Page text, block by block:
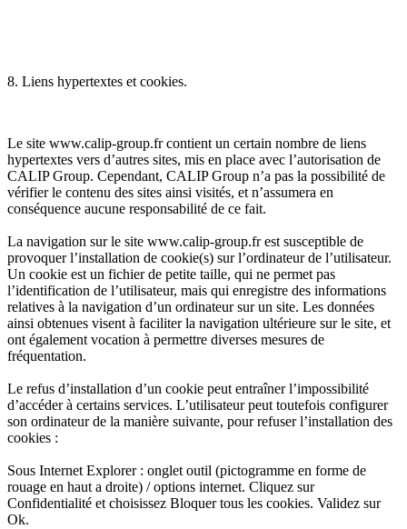
8. Liens hypertextes et cookies.
Le site www.calip-group.fr contient un certain nombre de liens
hypertextes vers d’autres sites, mis en place avec l’autorisation de
CALIP Group. Cependant, CALIP Group n’a pas la possibilité de
vérifier le contenu des sites ainsi visités, et n’assumera en
conséquence aucune responsabilité de ce fait.
La navigation sur le site www.calip-group.fr est susceptible de
provoquer l’installation de cookie(s) sur l’ordinateur de l’utilisateur.
Un cookie est un fichier de petite taille, qui ne permet pas
l’identification de l’utilisateur, mais qui enregistre des informations
relatives à la navigation d’un ordinateur sur un site. Les données
ainsi obtenues visent à faciliter la navigation ultérieure sur le site, et
ont également vocation à permettre diverses mesures de
fréquentation.
Le refus d’installation d’un cookie peut entraîner l’impossibilité
d’accéder à certains services. L’utilisateur peut toutefois configurer
son ordinateur de la manière suivante, pour refuser l’installation des
cookies :
Sous Internet Explorer : onglet outil (pictogramme en forme de
rouage en haut a droite) / options internet. Cliquez sur
Confidentialité et choisissez Bloquer tous les cookies. Validez sur
Ok.